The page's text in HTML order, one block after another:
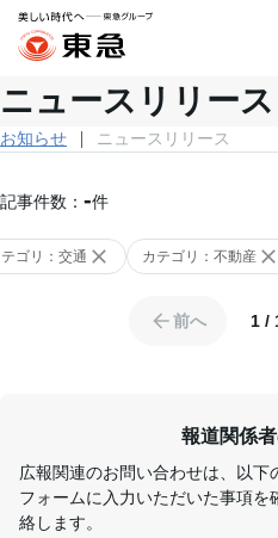
ニュースリリース
お知らせ ニュースリリース
記事件数： -件
の絞り込み条件
ゴリ：交通 カテゴリ：不動産
前へ 現
1 /
報道関係
広報関連のお問い合わせは、以下
フォームに入力いただいた事項
絡します。